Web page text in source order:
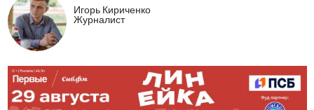
Игорь Кириченко
Журналист